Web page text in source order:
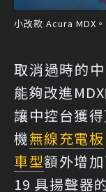
小改款 Acura MDX
取消過時的
能夠改進
讓中控台獲
機無線充電板
車型額外增
19 具揚聲器